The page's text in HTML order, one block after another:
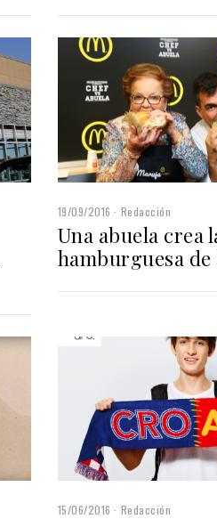
19/09/2016 Redacción
Una abuela crea
hamburguesa
15/06/2016 Redacción